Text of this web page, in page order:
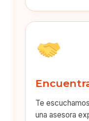
Te
una asesora